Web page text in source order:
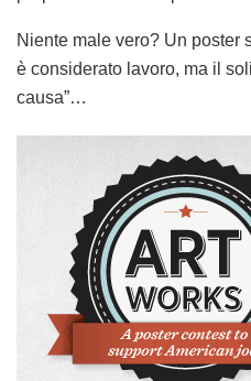
Niente male vero? Un poster
è considerato lavoro, ma il
causa”…